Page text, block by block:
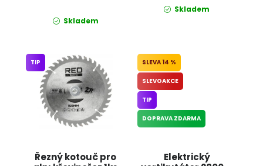
Skladem
Skladem
Řezný kotouč pro
TIP
Elektrický
14 %
SLEVOAKCE
TIP
DOPRAVA ZDARMA